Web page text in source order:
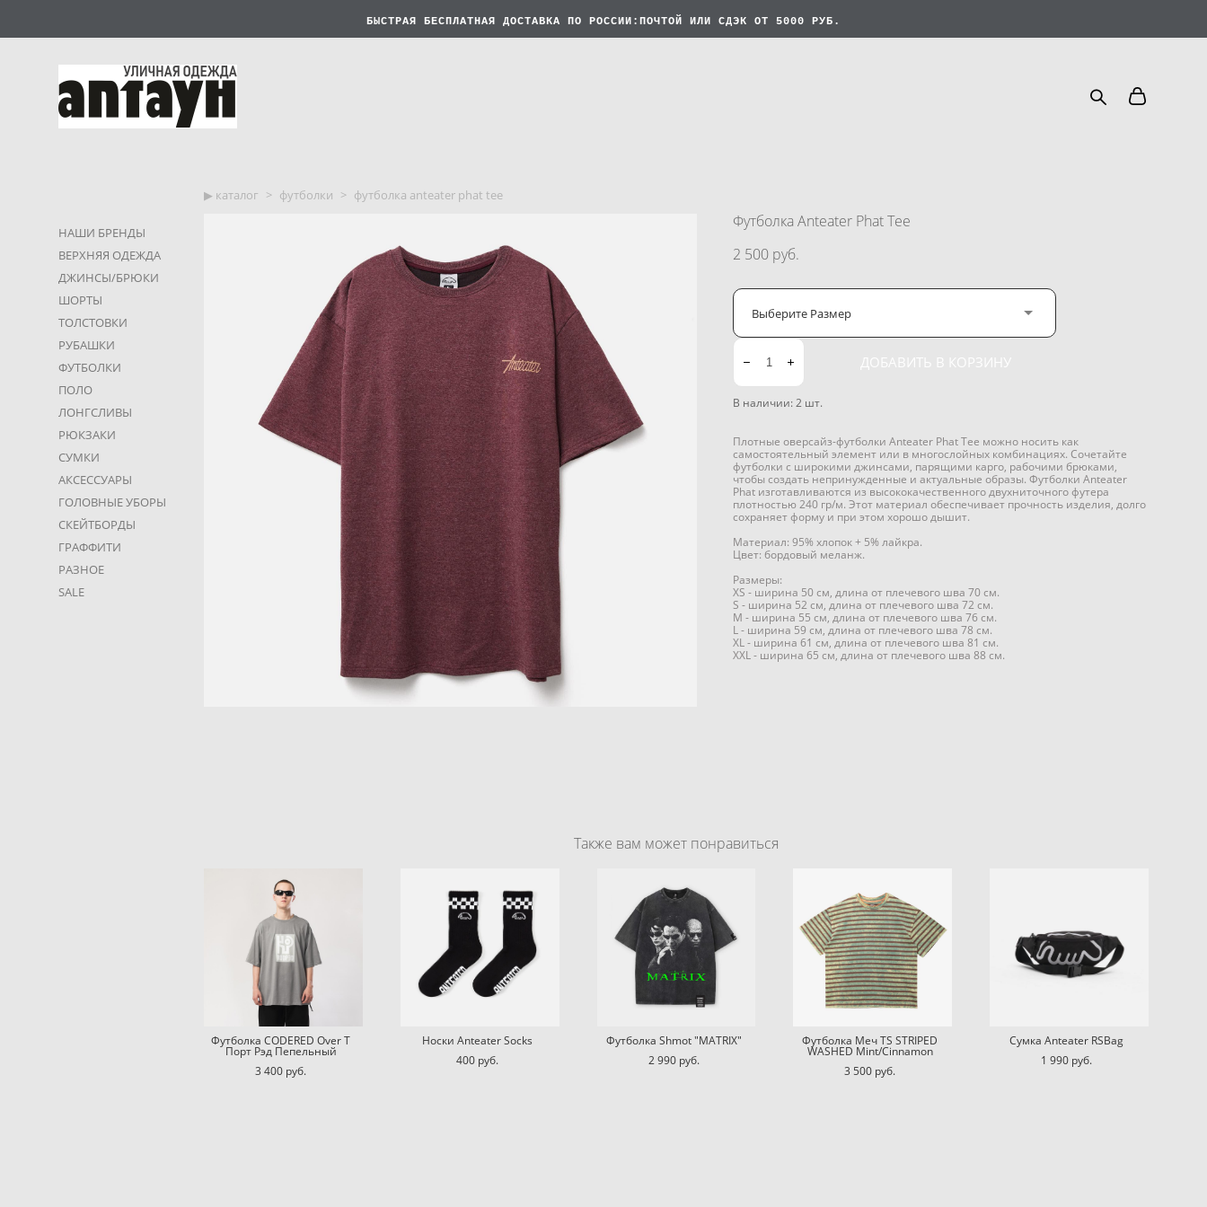
БЫСТРАЯ БЕСПЛАТНАЯ ДОСТАВКА ПО РОССИИ:ПОЧТОЙ ИЛИ СДЭК ОТ 5000 РУБ.
НАШИ БРЕНДЫ
ВЕРХНЯЯ ОДЕЖДА
ДЖИНСЫ/БРЮКИ
ШОРТЫ
ТОЛСТОВКИ
РУБАШКИ
ФУТБОЛКИ
ПОЛО
ЛОНГСЛИВЫ
РЮКЗАКИ
СУМКИ
АКСЕССУАРЫ
ГОЛОВНЫЕ УБОРЫ
СКЕЙТБОРДЫ
ГРАФФИТИ
РАЗНОЕ
SALE
▶︎ каталог > футболки > футболка anteater phat tee
Футболка Anteater Phat Tee
2 500 pуб.
Выберите Размер
В наличии:2 шт.
ДОБАВИТЬ В КОРЗИНУ
Плотные оверсайз-футболки Anteater Phat Tee можно носить как
самостоятельный элемент или в многослойных комбинациях. Сочетайте
футболки с широкими джинсами, парящими карго, рабочими брюками,
чтобы создать непринужденные и актуальные образы. Футболки Anteater
Phat изготавливаются из высококачественного двухниточного футера
плотностью 240 гр/м. Этот материал обеспечивает прочность изделия, долго
сохраняет форму и при этом хорошо дышит.
Материал: 95% хлопок + 5% лайкра.
Цвет: бордовый меланж.
Размеры:
XS - ширина 50 см, длина от плечевого шва 70 см.
S - ширина 52 см, длина от плечевого шва 72 см.
M - ширина 55 см, длина от плечевого шва 76 см.
L - ширина 59 см, длина от плечевого шва 78 см.
XL - ширина 61 см, длина от плечевого шва 81 см.
XXL - ширина 65 см, длина от плечевого шва 88 см.
Также вам может понравиться
Футболка CODERED Over T
Порт Рэд Пепельный
3 400 pуб.
Носки Anteater Socks
400 pуб.
Футболка Shmot "MATRIX"
2 990 pуб.
Футболка Меч TS STRIPED
WASHED Mint/Cinnamon
3 500 pуб.
Сумка Anteater RSBag
1 990 pуб.